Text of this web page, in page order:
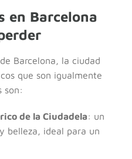
en Barcelona
Barcelona, la ciudad
que son igualmente
son:
de la Ciudadela: un
belleza, ideal para un